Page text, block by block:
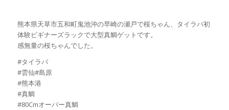
熊本県天草市五和町鬼池沖の早崎の瀬戸で桜ちゃん、タイラバ初
体験ビギナーズラックで大型真鯛ゲットです。
感無量の桜ちゃんでした。
#タイラバ
#雲仙#島原
#熊本港
#真鯛
#80Cmオーバー真鯛